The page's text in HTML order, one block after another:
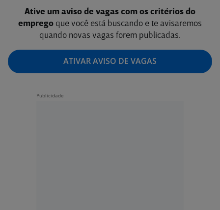
Ative um aviso de vagas com os critérios do
emprego que você está buscando e te avisaremos
quando novas vagas forem publicadas.
ATIVAR AVISO DE VAGAS